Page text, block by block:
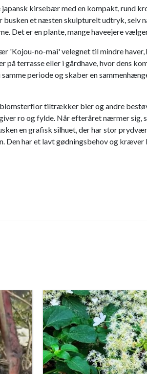
kirsebær med en kompakt, rund
et næsten skulpturelt udtryk, selv
Det er en plante, mange haveejere
no-mai' velegnet til mindre
terrasse eller i gårdhave, hvor dens
periode og skaber en
tiltrækker bier og andre
ro og fylde. Når efteråret nærmer
en grafisk silhuet, der har stor
Den har et lavt gødningsbehov og